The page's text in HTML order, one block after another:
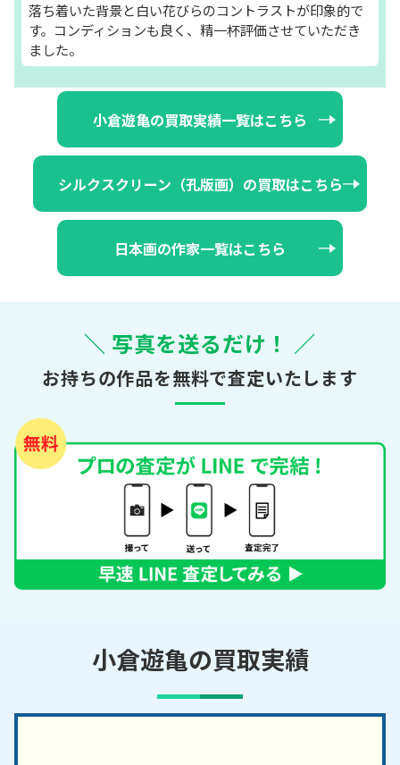
落ち着いた背景と白い花びらのコントラストが印象的で
す。コンディションも良く、精一杯評価させていただき
ました。
小倉遊亀の買取実績一覧はこちら
シルクスクリーン（孔版画）の買取はこちら
日本画の作家一覧はこちら
＼ 写真を送るだけ！ ／
お持ちの作品を無料で査定いたします
小倉遊亀の買取実績